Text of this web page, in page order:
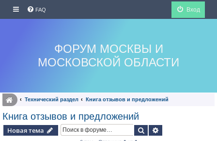
FAQ Вход
ФОРУМ МОСКВЫ И
МОСКОВСКОЙ ОБЛАСТИ
Технический раздел Книга отзывов и предложений
Книга отзывов и предложений
Новая тема Поиск